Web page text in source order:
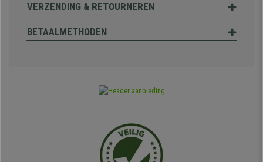
VERZENDING & RETOURNEREN
BETAALMETHODEN